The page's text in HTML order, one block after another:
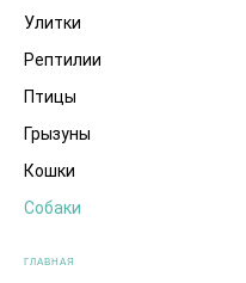
Улитки
Рептилии
Птицы
Грызуны
Кошки
Собаки
ГЛАВНАЯ